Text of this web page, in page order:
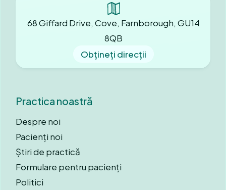
68 Giffard Drive, Cove, Farnborough, GU14
8QB
Obțineți direcții
Practica noastră
Despre noi
Pacienți noi
Știri de practică
Formulare pentru pacienți
Politici